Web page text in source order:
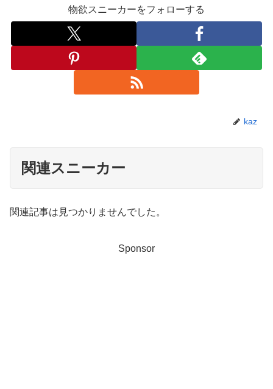
物欲スニーカーをフォローする
kaz
関連スニーカー
関連記事は見つかりませんでした。
Sponsor